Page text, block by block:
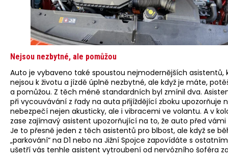
Nejsou nezbytné, ale pomůžou
Auto je vybaveno také spoustou nejmodernějších asistentů,
nejsou k životu a jízdě úplně nezbytné, ale když je máte,
a pomůžou. Z těch méně standardních byl zmínil dva.
při vycouvávání z řady na auta přijíždějící zboku upozorňuje
nebezpečí nejen akusticky, ale i vibracemi ve volantu. A v
zase zajímavý asistent upozorňující na to, že auto před vámi
Je to přesně jeden z těch asistentů pro blbost, ale když se
„parkování“ na D1 nebo na Jižní Spojce zapovídáte s
ušetří vás tenhle asistent vytroubení od nervózního šoféra